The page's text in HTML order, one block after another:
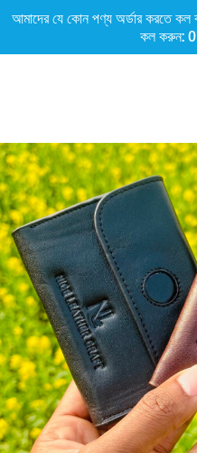
আমাদের যে কোন পণ্য অর্ডার করতে
কল করুন: